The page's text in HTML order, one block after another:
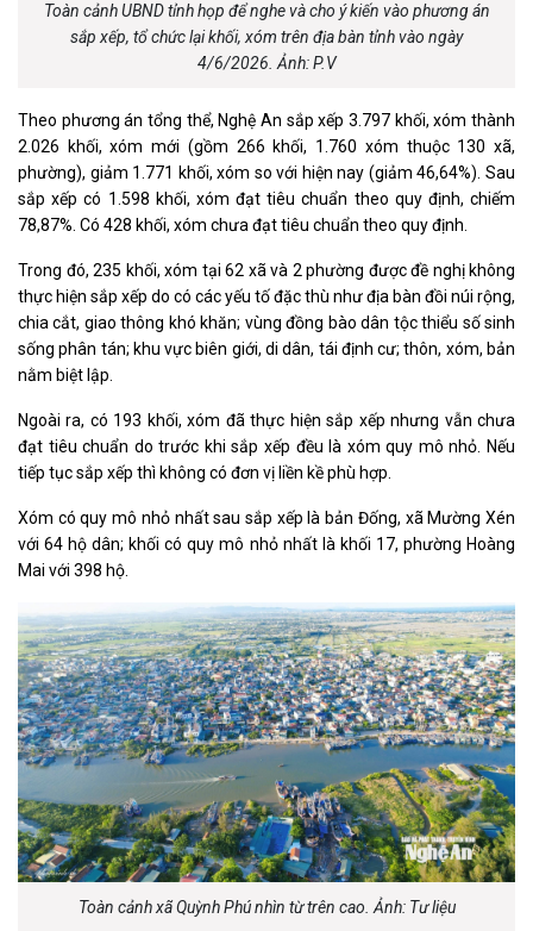
Toàn cảnh UBND tỉnh họp để nghe và cho ý kiến vào phương án
sắp xếp, tổ chức lại khối, xóm trên địa bàn tỉnh vào ngày
4/6/2026. Ảnh: P.V
Theo phương án tổng thể, Nghệ An sắp xếp 3.797 khối, xóm thành
2.026 khối, xóm mới (gồm 266 khối, 1.760 xóm thuộc 130 xã,
phường), giảm 1.771 khối, xóm so với hiện nay (giảm 46,64%). Sau
sắp xếp có 1.598 khối, xóm đạt tiêu chuẩn theo quy định, chiếm
78,87%. Có 428 khối, xóm chưa đạt tiêu chuẩn theo quy định.
Trong đó, 235 khối, xóm tại 62 xã và 2 phường được đề nghị không
thực hiện sắp xếp do có các yếu tố đặc thù như địa bàn đồi núi rộng,
chia cắt, giao thông khó khăn; vùng đồng bào dân tộc thiểu số sinh
sống phân tán; khu vực biên giới, di dân, tái định cư; thôn, xóm, bản
nằm biệt lập.
Ngoài ra, có 193 khối, xóm đã thực hiện sắp xếp nhưng vẫn chưa
đạt tiêu chuẩn do trước khi sắp xếp đều là xóm quy mô nhỏ. Nếu
tiếp tục sắp xếp thì không có đơn vị liền kề phù hợp.
Xóm có quy mô nhỏ nhất sau sắp xếp là bản Đống, xã Mường Xén
với 64 hộ dân; khối có quy mô nhỏ nhất là khối 17, phường Hoàng
Mai với 398 hộ.
Toàn cảnh xã Quỳnh Phú nhìn từ trên cao. Ảnh: Tư liệu